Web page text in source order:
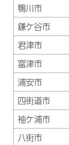
鴨川市
鎌ケ谷市
君津市
富津市
浦安市
四街道市
袖ケ浦市
八街市